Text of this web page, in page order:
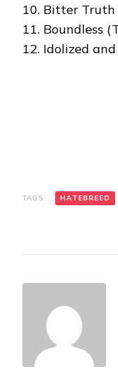
10. Bitter Truth
11. Boundless
12. Idolized
TAGS: HATEBREED